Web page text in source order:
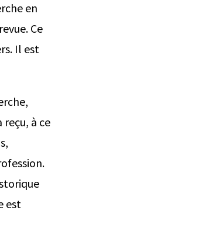
en
Ce
Il est
à ce
est